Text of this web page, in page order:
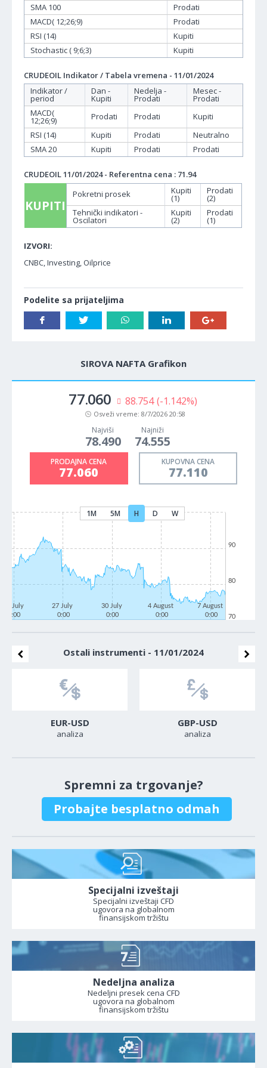
SMA 100
Prodati
MACD( 12;26;9)
Prodati
RSI (14)
Kupiti
Stochastic ( 9;6;3)
Kupiti
CRUDEOIL Indikator / Tabela vremena - 11/01/2024
Indikator /
period
Dan -
Kupiti
Nedelja -
Prodati
Mesec -
Prodati
MACD(
12;26;9) Prodati Prodati
Kupiti
RSI (14)
Kupiti Prodati
Neutralno
SMA 20
Kupiti Prodati Prodati
CRUDEOIL 11/01/2024 - Referentna cena : 71.94
KUPITI
Pokretni prosek Kupiti
(1)
Prodati
(2)
Tehnički indikatori -
Oscilatori
Kupiti
(2)
Prodati
(1)
IZVORI:
CNBC, Investing, Oilprice
Podelite sa prijateljima
SIROVA NAFTA Grafikon
77.060 88.754 (-1.142%)
Osveži vreme: 8/7/2026 20:58
Najviši
78.490
Najniži
74.555
PRODAJNA CENA
77.060
KUPOVNA CENA
77.110
1M 5M H D W
22 July
0:00
27 July
0:00
30 July
0:00
4 August
0:00
7 August
0:00
70
80
90
Ostali instrumenti - 11/01/2024
EUR-USD
analiza
GBP-USD
analiza
Spremni za trgovanje?
Probajte besplatno odmah
Specijalni izveštaji
Specijalni izveštaji CFD
ugovora na globalnom
finansijskom tržištu
Nedeljna analiza
Nedeljni presek cena CFD
ugovora na globalnom
finansijskom tržištu